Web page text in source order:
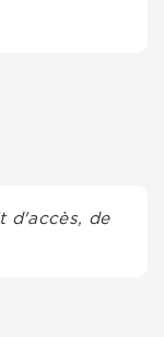
d'accès, de